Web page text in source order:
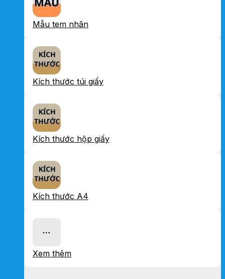
Mẫu tem nhãn
Kích thước túi giấy
Kích thước hộp giấy
Kích thước A4
Xem thêm